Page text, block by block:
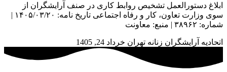
ابلاغ دستورالعمل تشخیص روابط کاری در صنف آرایشگران از
سوی وزارت تعاون، کار و رفاه اجتماعی تاریخ نامه: ۱۴۰۵/۰۳/۲۰ |
شماره: ۳۸۹۶۲ | منبع: معاونت
اتحادیه آرایشگران زنانه تهران خرداد 24, 1405